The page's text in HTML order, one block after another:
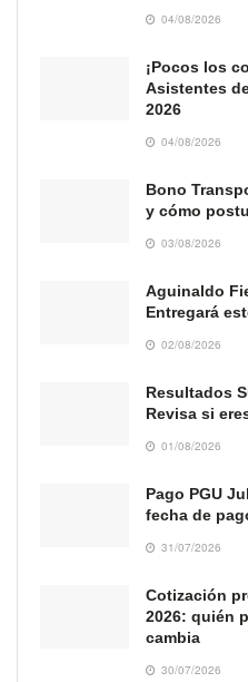
04/08/2026
¡Pocos los
Asistentes
2026
04/08/2026
Bono
y cómo
03/08/2026
Aguinaldo
Entregará
02/08/2026
Resultados
Revisa si
01/08/2026
Pago PGU
fecha de
31/07/2026
Cotización
2026: quién
cambia
30/07/2026